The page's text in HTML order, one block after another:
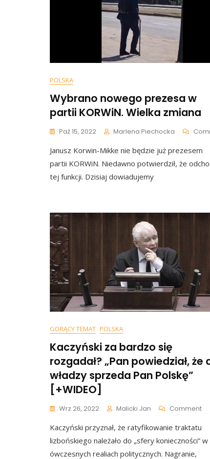
POLSKA
Wybrano nowego prezesa w
partii KORWiN. Wielka zmiana
Paź 15, 2022 Marlena Piechocka
Janusz Korwin-Mikke nie będzie już prezesem
partii KORWiN. Niedawno potwierdził, że
tej funkcji. Dzisiaj dowiadujemy
GORĄCY TEMAT POLSKA
Kaczyński za bardzo się
rozgadał? „Pan powiedział, że
władzy sprzeda Pan Polskę”
[+WIDEO]
Wrz 26, 2022 Malicki Jan CommentOn
Kaczyński przyznał, że ratyfikowanie traktatu
lizbońskiego należało do „sfery konieczności” w
ówczesnych realiach politycznych. Nagranie,